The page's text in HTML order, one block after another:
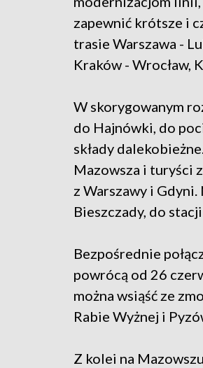
zapewnić krótsze i
trasie Warszawa -
Kraków - Wrocław,
W skorygowanym
do Hajnówki, do
składy
Mazowsza i turyści
z Warszawy i
Bieszczady, do
Bezpośrednie
powrócą od 26
można wsiąść ze
Rabie Wyżnej i
Z kolei na